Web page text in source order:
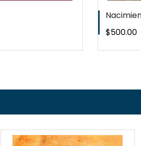
Precio
$500.00